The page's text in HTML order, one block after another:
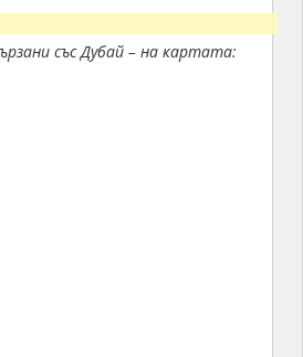
със Дубай – на картата: